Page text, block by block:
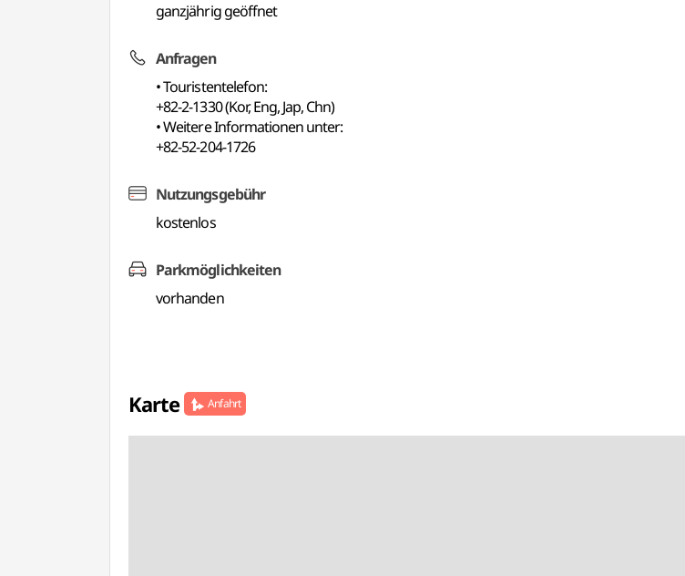
ganzjährig geöffnet
Anfragen
• Touristentelefon:
+82-2-1330 (Kor, Eng, Jap, Chn)
• Weitere Informationen unter:
+82-52-204-1726
Nutzungsgebühr
kostenlos
Parkmöglichkeiten
vorhanden
Karte Anfahrt